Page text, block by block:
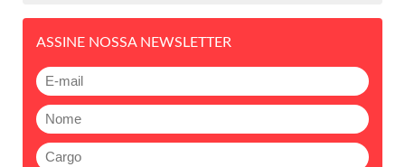
ASSINE NOSSA NEWSLETTER